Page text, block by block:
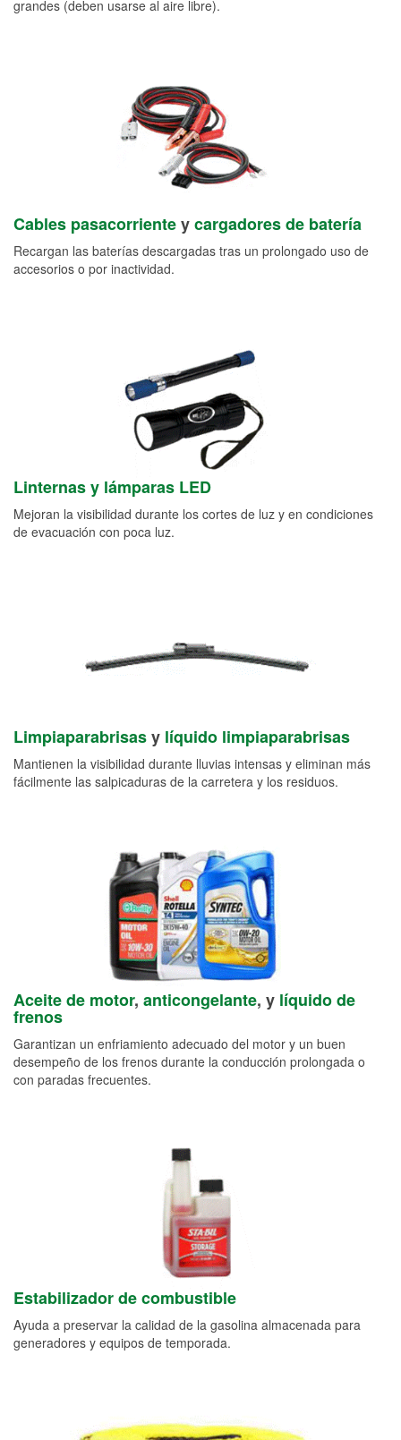
grandes (deben usarse al aire libre).
Cables pasacorrienteycargadores de batería
Recargan las baterías descargadas tras un prolongado uso de
accesorios o por inactividad.
Linternas y lámparas LED
Mejoran la visibilidad durante los cortes de luz y en condiciones
de evacuación con poca luz.
Limpiaparabrisasy líquido limpiaparabrisas
Mantienen la visibilidad durante lluvias intensas y eliminan más
fácilmente las salpicaduras de la carretera y los residuos.
Aceite de motor, anticongelante, y líquido de
frenos
Garantizan un enfriamiento adecuado del motor y un buen
desempeño de los frenos durante la conducción prolongada o
con paradas frecuentes.
Estabilizador de combustible
Ayuda a preservar la calidad de la gasolina almacenada para
generadores y equipos de temporada.